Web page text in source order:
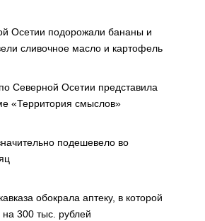
Осетии подорожали бананы и
сливочное масло и картофель
Северной Осетии представила
«Территория смыслов»
подешевело во
обокрала аптеку, в которой
300 тыс. рублей